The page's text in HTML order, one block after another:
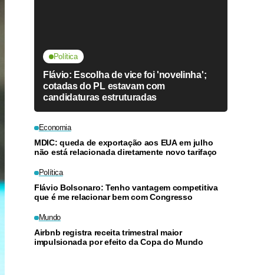
Política
Flávio: Escolha de vice foi 'novelinha';
cotadas do PL estavam com
candidaturas estruturadas
Economia
MDIC: queda de exportação aos EUA em julho
não está relacionada diretamente novo tarifaço
Política
Flávio Bolsonaro: Tenho vantagem competitiva
que é me relacionar bem com Congresso
Mundo
Airbnb registra receita trimestral maior
impulsionada por efeito da Copa do Mundo